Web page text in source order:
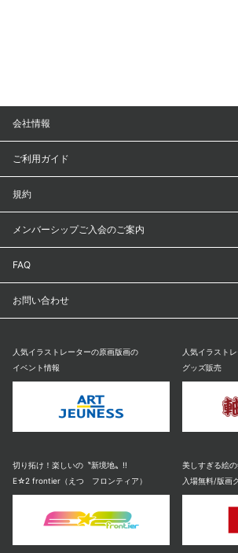
人気イラストレーターの原画版画の
イベント情報
人気イラスト
グッズ販売
切り拓け！楽しいの〝新境地〟!!
E☆2 frontier（えつ フロンティア）
美しすぎる絵
入場無料/版画
会社情報
ご利用ガイド
規約
メンバーシップご入会のご案内
FAQ
お問い合わせ